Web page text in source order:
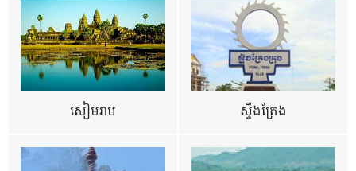
សៀមរាប ស្ទឹងត្រែង